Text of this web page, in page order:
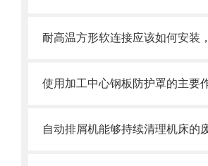
使用加工中心钢板防护罩的主要
自动排屑机能够持续清理机床的